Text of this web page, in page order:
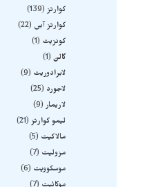
کوارتز 139
کوارتز آبی
22
کونزیت
1
گالن 1
لابرادوریت
9
لاجورد
25
لاریمار 9
لیمو کوارتز 21
مالاکیت
5
مزولیت
7
موسکوویت
6